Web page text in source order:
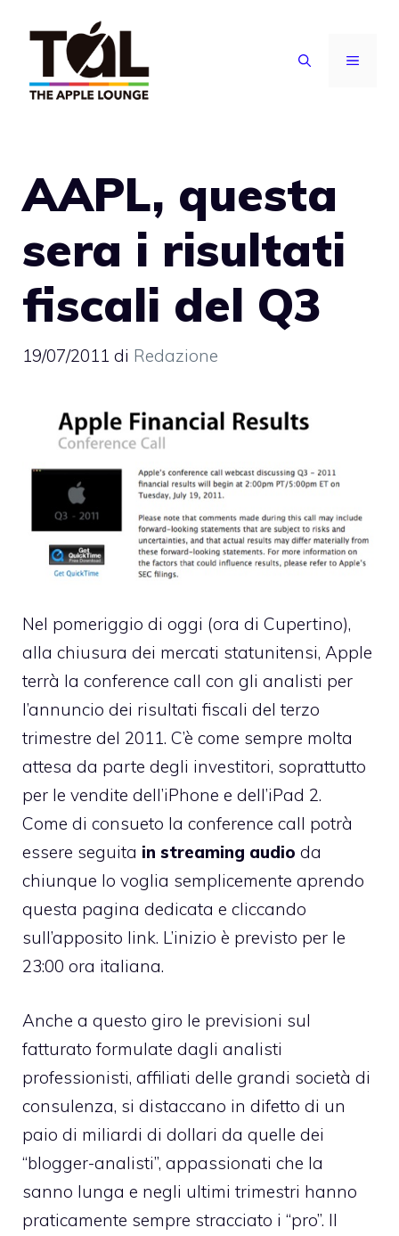
contenuto
MENU
AAPL, questa
sera i risultati
fiscali del Q3
19/07/2011 di Redazione
Nel pomeriggio di oggi (ora di Cupertino),
alla chiusura dei mercati statunitensi, Apple
terrà la conference call con gli analisti per
l’annuncio dei risultati fiscali del terzo
trimestre del 2011. C’è come sempre molta
attesa da parte degli investitori, soprattutto
per le vendite dell’iPhone e dell’iPad 2.
Come di consueto la conference call potrà
essere seguita in streaming audio da
chiunque lo voglia semplicemente aprendo
questa pagina dedicata e cliccando
sull’apposito link. L’inizio è previsto per le
23:00 ora italiana.
Anche a questo giro le previsioni sul
fatturato formulate dagli analisti
professionisti, affiliati delle grandi società di
consulenza, si distaccano in difetto di un
paio di miliardi di dollari da quelle dei
“blogger-analisti”, appassionati che la
sanno lunga e negli ultimi trimestri hanno
praticamente sempre stracciato i “pro”. Il